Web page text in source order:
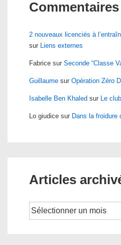
2 nouveaux licenciés à
sur
Liens externes
Fabrice sur Seconde “Classe
Guillaume sur Opération Zéro
Isabelle Ben Khaled sur Le club
Lo giudice sur Dans la froidure
Articles
Archives